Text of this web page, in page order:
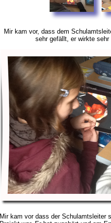
Mir kam vor, dass dem
sehr gefällt, er wirkte
Mir kam vor dass der Schulamtsleiter